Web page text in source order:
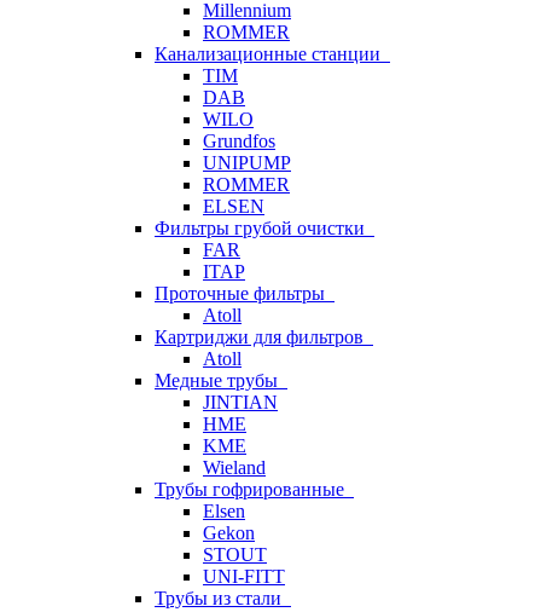
Millennium
ROMMER
Канализационные станции
TIM
DAB
WILO
Grundfos
UNIPUMP
ROMMER
ELSEN
Фильтры грубой очистки
FAR
ITAP
Проточные фильтры
Atoll
Картриджи для фильтров
Atoll
Медные трубы
JINTIAN
HME
KME
Wieland
Трубы гофрированные
Elsen
Gekon
STOUT
UNI-FITT
Трубы из стали